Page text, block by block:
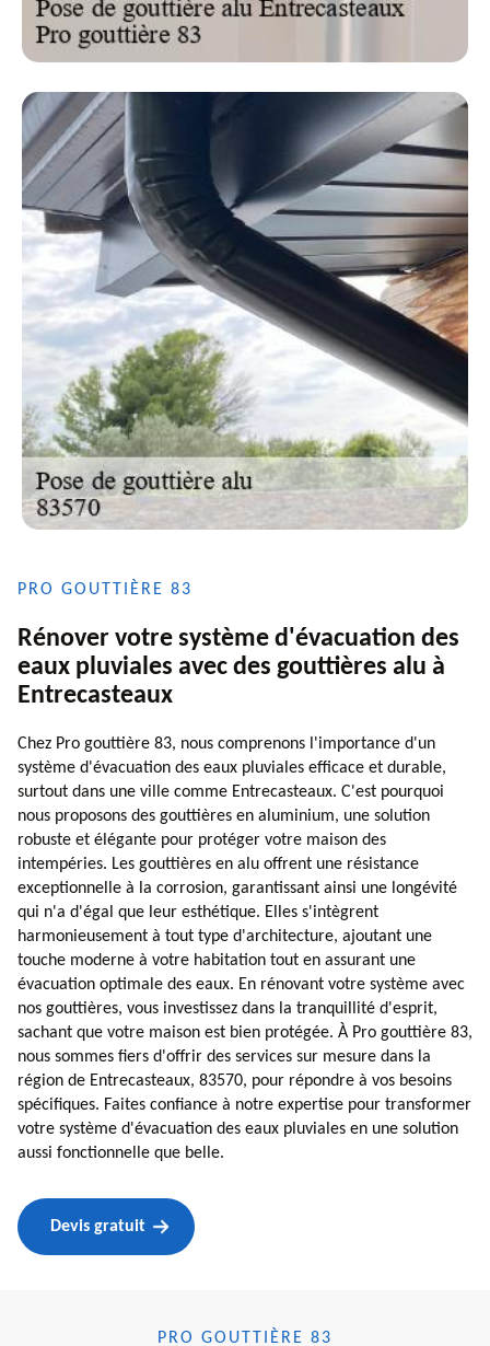
PRO GOUTTIÈRE 83
Rénover votre système d'évacuation des
eaux pluviales avec des gouttières alu à
Entrecasteaux
Chez Pro gouttière 83, nous comprenons l'importance d'un
système d'évacuation des eaux pluviales efficace et durable,
surtout dans une ville comme Entrecasteaux. C'est pourquoi
nous proposons des gouttières en aluminium, une solution
robuste et élégante pour protéger votre maison des
intempéries. Les gouttières en alu offrent une résistance
exceptionnelle à la corrosion, garantissant ainsi une longévité
qui n'a d'égal que leur esthétique. Elles s'intègrent
harmonieusement à tout type d'architecture, ajoutant une
touche moderne à votre habitation tout en assurant une
évacuation optimale des eaux. En rénovant votre système avec
nos gouttières, vous investissez dans la tranquillité d'esprit,
sachant que votre maison est bien protégée. À Pro gouttière 83,
nous sommes fiers d'offrir des services sur mesure dans la
région de Entrecasteaux, 83570, pour répondre à vos besoins
spécifiques. Faites confiance à notre expertise pour transformer
votre système d'évacuation des eaux pluviales en une solution
aussi fonctionnelle que belle.
Devis gratuit
PRO GOUTTIÈRE 83